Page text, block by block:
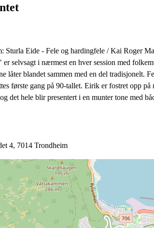
Sturla Eide - Fele og hardingfele / Kai Roger
selvsagt i nærmest en hver session med
låter blandet sammen med en del
første gang på 90-tallet. Eirik er fostret opp
det hele blir presentert i en munter tone med
4, 7014 Trondheim